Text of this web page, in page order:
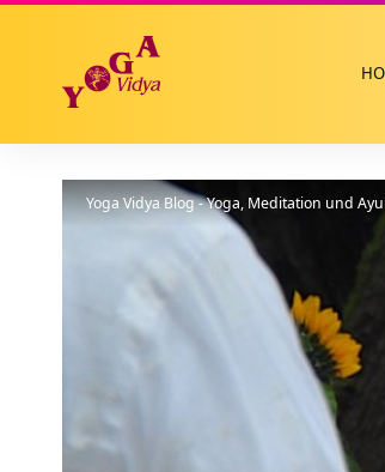
Yoga Vidya Blog - Yoga, Meditation und